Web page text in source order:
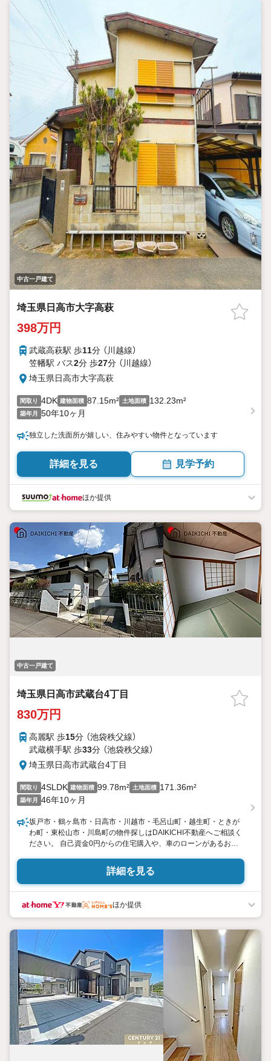
中古一戸建て
埼玉県日高市大字高萩
398万円
武蔵高萩駅 歩11分 （川越線）
笠幡駅 バス2分 歩27分 （川越線）
埼玉県日高市大字高萩
間取り 4DK 建物面積 87.15m² 土地面積 132.23m²
築年月 50年10ヶ月
独立した洗面所が嬉しい、住みやすい物件となっています
詳細を見る 見学予約
ほか提供
中古一戸建て
埼玉県日高市武蔵台4丁目
830万円
高麗駅 歩15分 （池袋秩父線）
武蔵横手駅 歩33分 （池袋秩父線）
埼玉県日高市武蔵台4丁目
間取り 4SLDK 建物面積 99.78m² 土地面積 171.36m²
築年月 46年10ヶ月
坂戸市・鶴ヶ島市・日高市・川越市・毛呂山町・越生町・ときが
わ町・東松山市・川島町の物件探しはDAIKICHI不動産へご相談く
ださい。 自己資金0円からの住宅購入や、車のローンがあるお客
さい。 お客様それぞれに合った物件、資金計画をご提案いたしま
す。お客様のご要望をぜひお聞かせください。
詳細を見る
ほか提供